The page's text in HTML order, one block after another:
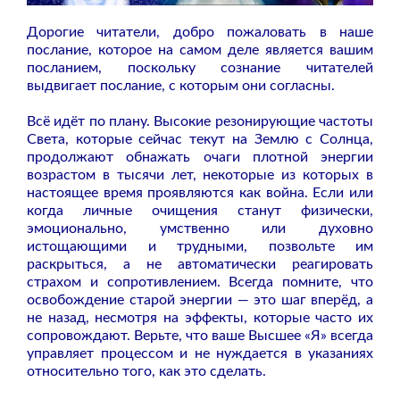
​Дорогие читатели, добро пожаловать в наше
послание, которое на самом деле является вашим
посланием, поскольку сознание читателей
выдвигает послание, с которым они согласны.
Всё идёт по плану. Высокие резонирующие частоты
Света, которые сейчас текут на Землю с Солнца,
продолжают обнажать очаги плотной энергии
возрастом в тысячи лет, некоторые из которых в
настоящее время проявляются как война. Если или
когда личные очищения станут физически,
эмоционально, умственно или духовно
истощающими и трудными, позвольте им
раскрыться, а не автоматически реагировать
страхом и сопротивлением. Всегда помните, что
освобождение старой энергии — это шаг вперёд, а
не назад, несмотря на эффекты, которые часто их
сопровождают. Верьте, что ваше Высшее «Я» всегда
управляет процессом и не нуждается в указаниях
относительно того, как это сделать.